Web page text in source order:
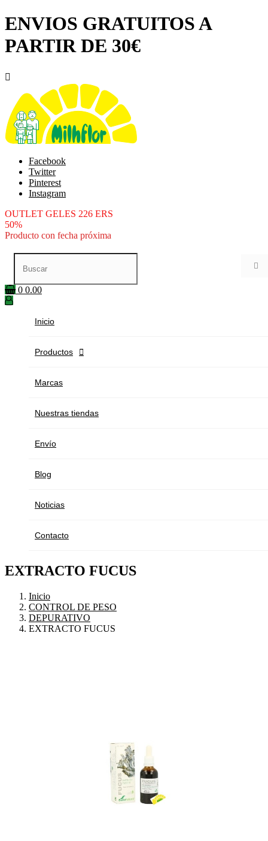
ENVIOS GRATUITOS A
PARTIR DE 30€

Facebook
Twitter
Pinterest
Instagram
OUTLET GELES 226 ERS
50%
Producto con fecha próxima

0 0.00
Inicio
Productos 
Marcas
Nuestras tiendas
Envío
Blog
Noticias
Contacto
EXTRACTO FUCUS
Inicio
CONTROL DE PESO
DEPURATIVO
EXTRACTO FUCUS